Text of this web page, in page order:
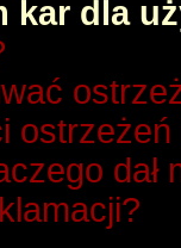
kar dla
dał